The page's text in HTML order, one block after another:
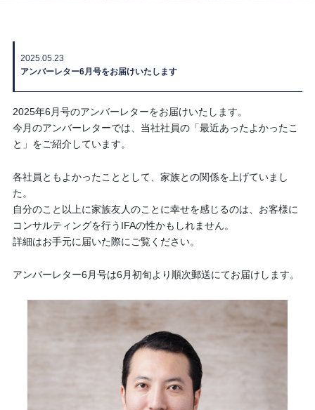
2025.05.23
アンバーレター6月号をお届けいたします
2025年6月号のアンバーレターをお届けいたします。
今月のアンバーレターでは、当社社員の「最近あったよかったこ
と」をご紹介しています。
各社員ともよかったこととして、家族との関係を上げていまし
た。
自分のこと以上に家族友人のことに幸せを感じるのは、お客様に
コンサルティングを行うIFAの性かもしれません。
詳細はお手元に届いた際にご覧ください。
アンバーレター6月号は6月初旬より順次郵送にてお届けします。